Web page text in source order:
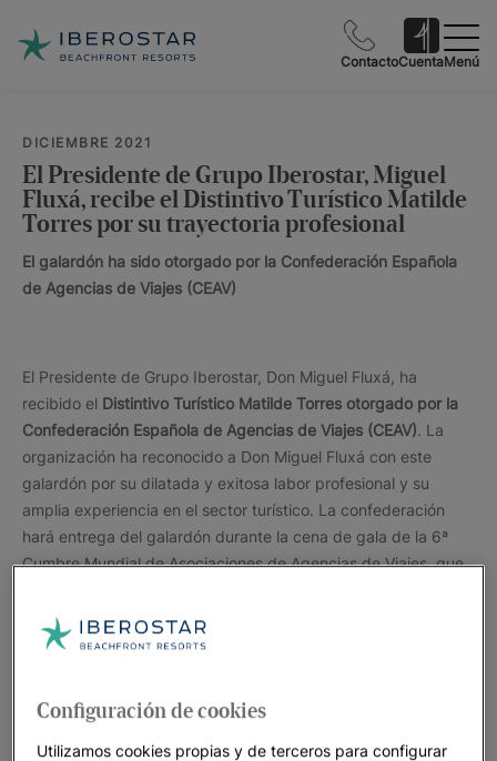
ContactoCuentaMenú
DICIEMBRE 2021
El Presidente de Grupo Iberostar, Miguel
Fluxá, recibe el Distintivo Turístico Matilde
Torres por su trayectoria profesional
El galardón ha sido otorgado por la Confederación Española
de Agencias de Viajes (CEAV)
El Presidente de Grupo Iberostar, Don Miguel Fluxá, ha
recibido el Distintivo Turístico Matilde Torres otorgado por la
Confederación Española de Agencias de Viajes (CEAV). La
organización ha reconocido a Don Miguel Fluxá con este
galardón por su dilatada y exitosa labor profesional y su
amplia experiencia en el sector turístico. La confederación
hará entrega del galardón durante la cena de gala de la 6ª
Cumbre Mundial de Asociaciones de Agencias de Viajes, que
Es el noveno año que CEAV concede este galardón que se
Configuración de cookies
Utilizamos cookies propias y de terceros para configurar